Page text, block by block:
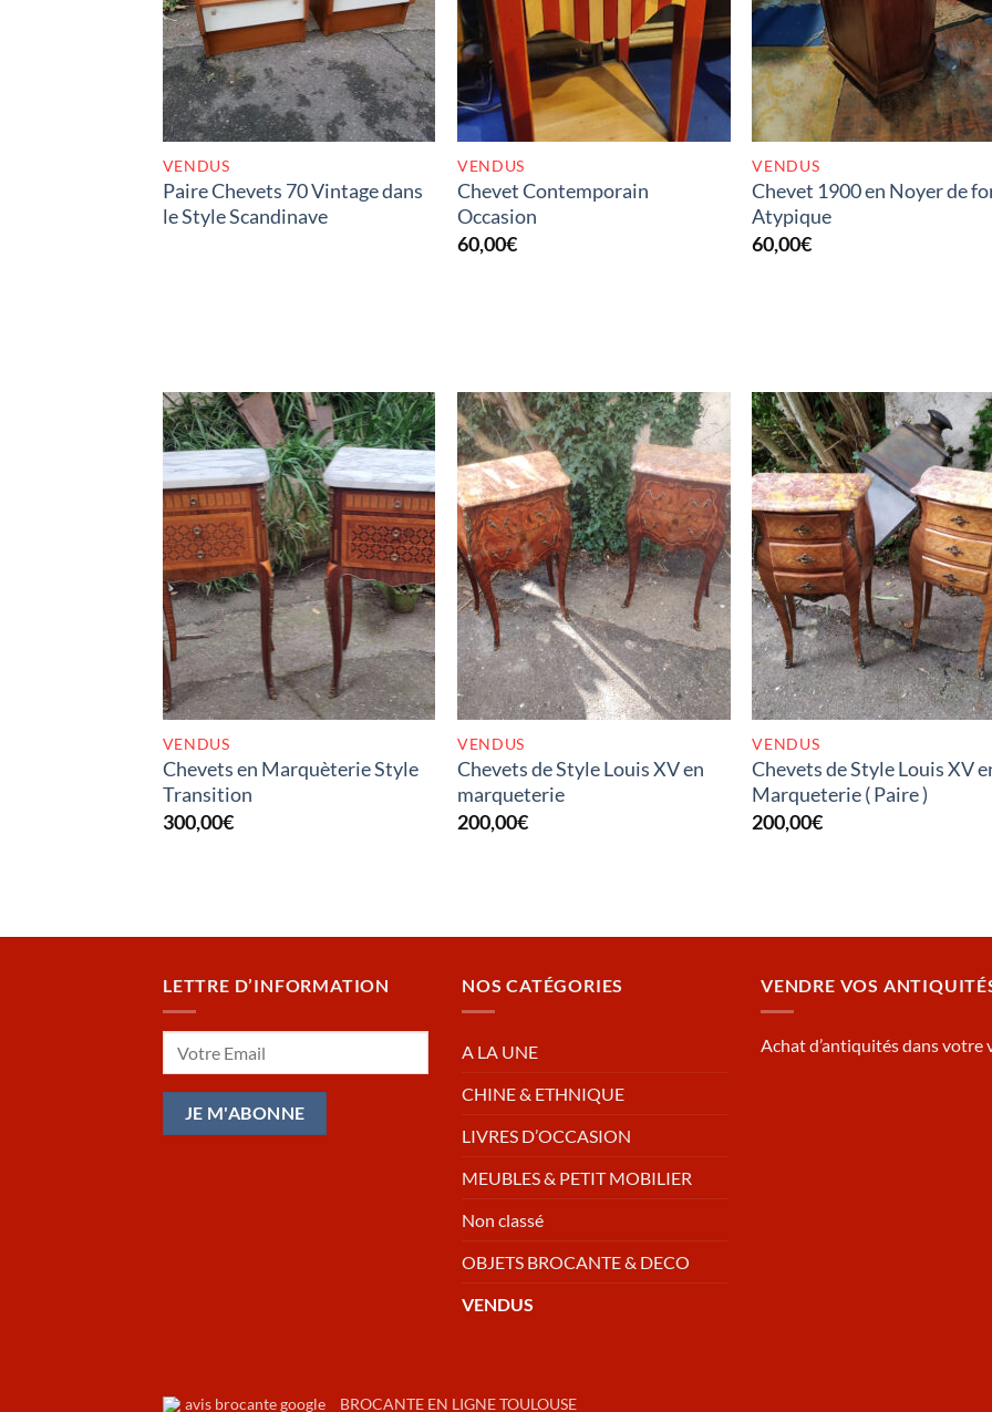
VENDUS
Paire Chevets 70 Vintage dans
le Style Scandinave
VENDUS
Chevet Contemporain
Occasion
60,00€
VENDUS
Chevet 1900 en Noyer de
Atypique
60,00€
RUPTURE DE STOCK
VENDUS
Chevets en Marquèterie Style
Transition
300,00€
RUPTURE DE STOCK
VENDUS
Chevets de Style Louis XV en
marqueterie
200,00€
RUPTURE DE
VENDUS
Chevets de Style Louis XV
Marqueterie ( Paire )
200,00€
LETTRE D’INFORMATION NOS CATÉGORIES
A LA UNE
CHINE & ETHNIQUE
LIVRES D’OCCASION
MEUBLES & PETIT MOBILIER
Non classé
OBJETS BROCANTE & DECO
VENDUS
VENDRE VOS
Achat d’antiquités dans votre
BROCANTE EN LIGNE TOULOUSE